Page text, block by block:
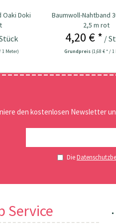
Oaki Doki
1 Meter)
Baumwoll-Nahtband
2,5 m rot
4,20 € * /
Grundpreis (1,68 € * / 1
den kostenlosen Newsletter
Die
Service